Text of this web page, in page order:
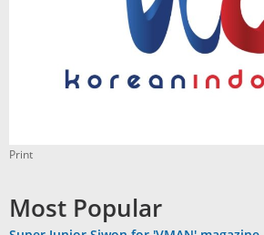
Print
Most Popular